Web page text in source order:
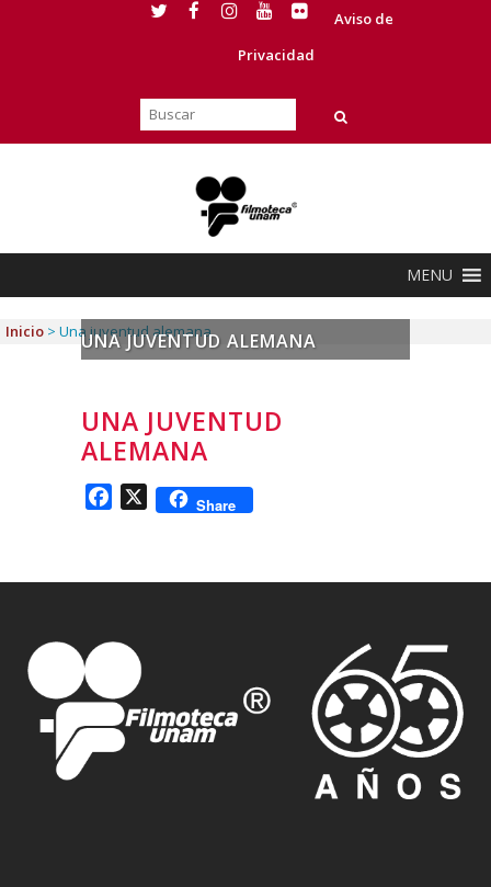
Aviso de
Privacidad
MENU
UNA JUVENTUD ALEMANA
Inicio > Una juventud alemana
UNA JUVENTUD
ALEMANA
Facebook
X Share